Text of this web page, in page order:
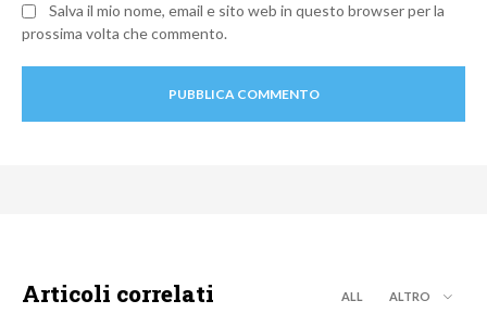
Salva il mio nome, email e sito web in questo browser per la
prossima volta che commento.
Articoli correlati ALL ALTRO